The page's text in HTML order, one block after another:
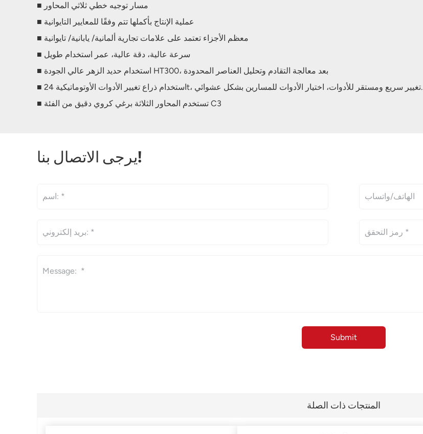
■ مسار توجيه خطي ثلاثي المحاور
■ عملية الإنتاج بأكملها تتم وفقًا للمعايير التايوانية
■ معظم الأجزاء تعتمد على علامات تجارية ألمانية/ يابانية/ تايوانية
■ سرعة عالية، دقة عالية، عمر استخدام طويل
■ استخدام حديد الزهر عالي الجودة HT300، بعد معالجة التقادم وتحليل العناصر المحدودة
■ استخدام ذراع تغيير الأدوات الأوتوماتيكية 24t، تغيير سريع ومستقر للأدوات، اختيار الأدوات للمسارين بشكل عشوائي.
■ تستخدم المحاور الثلاثة برغي كروي دقيق من الفئة C3
يرجى الاتصال بنا!
المنتجات ذات الصلة